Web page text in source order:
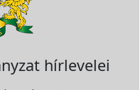
hírlevelei